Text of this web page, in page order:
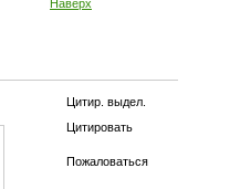
Наверх
Цитир. выдел.
Цитировать
Пожаловаться